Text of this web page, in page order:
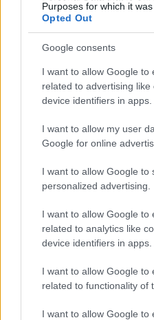
Purposes for which it was
Opted Out
Google consents
I want to allow Google to
related to advertising
device identifiers in apps.
I want to allow my user
Google for online
I want to allow Google to
personalized advertising.
I want to allow Google to
related to analytics like
device identifiers in apps.
I want to allow Google to
related to functionality of
I want to allow Google to
A görög vagy bolgár
érintik Szerbia (Србија)
1956: Akkor és